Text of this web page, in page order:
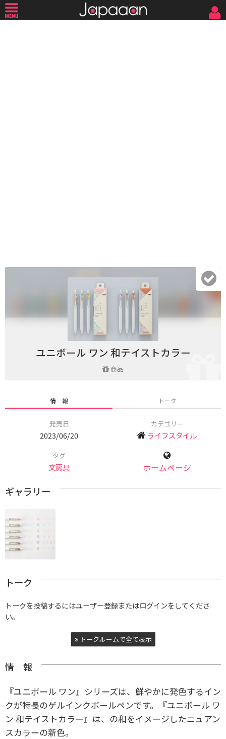
ユニボール ワン 和テイストカラー
商品
情 報 トーク
発売日
2023/06/20
カテゴリー
ライフスタイル
タグ
文房具 ホームページ
ギャラリー
トーク
トークを投稿するにはユーザー登録またはログインをしてくださ
い。
トークルームで全て表示
情 報
『ユニボール ワン』シリーズは、鮮やかに発色するイン
クが特長のゲルインクボールペンです。『ユニボール ワ
ン 和テイストカラー』は、の和をイメージしたニュアン
スカラーの新色。